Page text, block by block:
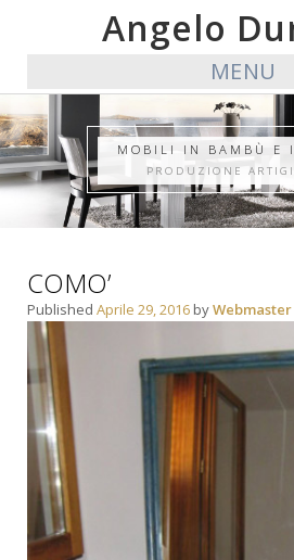
Angelo
MENU
MOBILI IN BAMBÙ E
PRODUZIONE
COMO’
Published Aprile 29, 2016 byWebmaster